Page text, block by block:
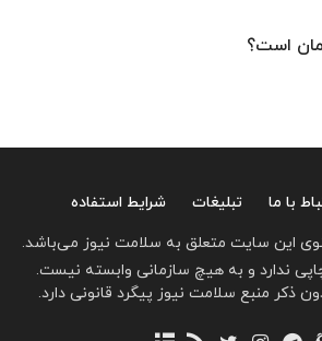
است؟
با ما تبلیغات
شرایط استفاده
این سایت متعلق به سلامت نیوز می‌باشد.
ندارد و به هیچ سازمانی وابسته نیست.
ذکر منبع سلامت نیوز پیگرد قانونی دارد.